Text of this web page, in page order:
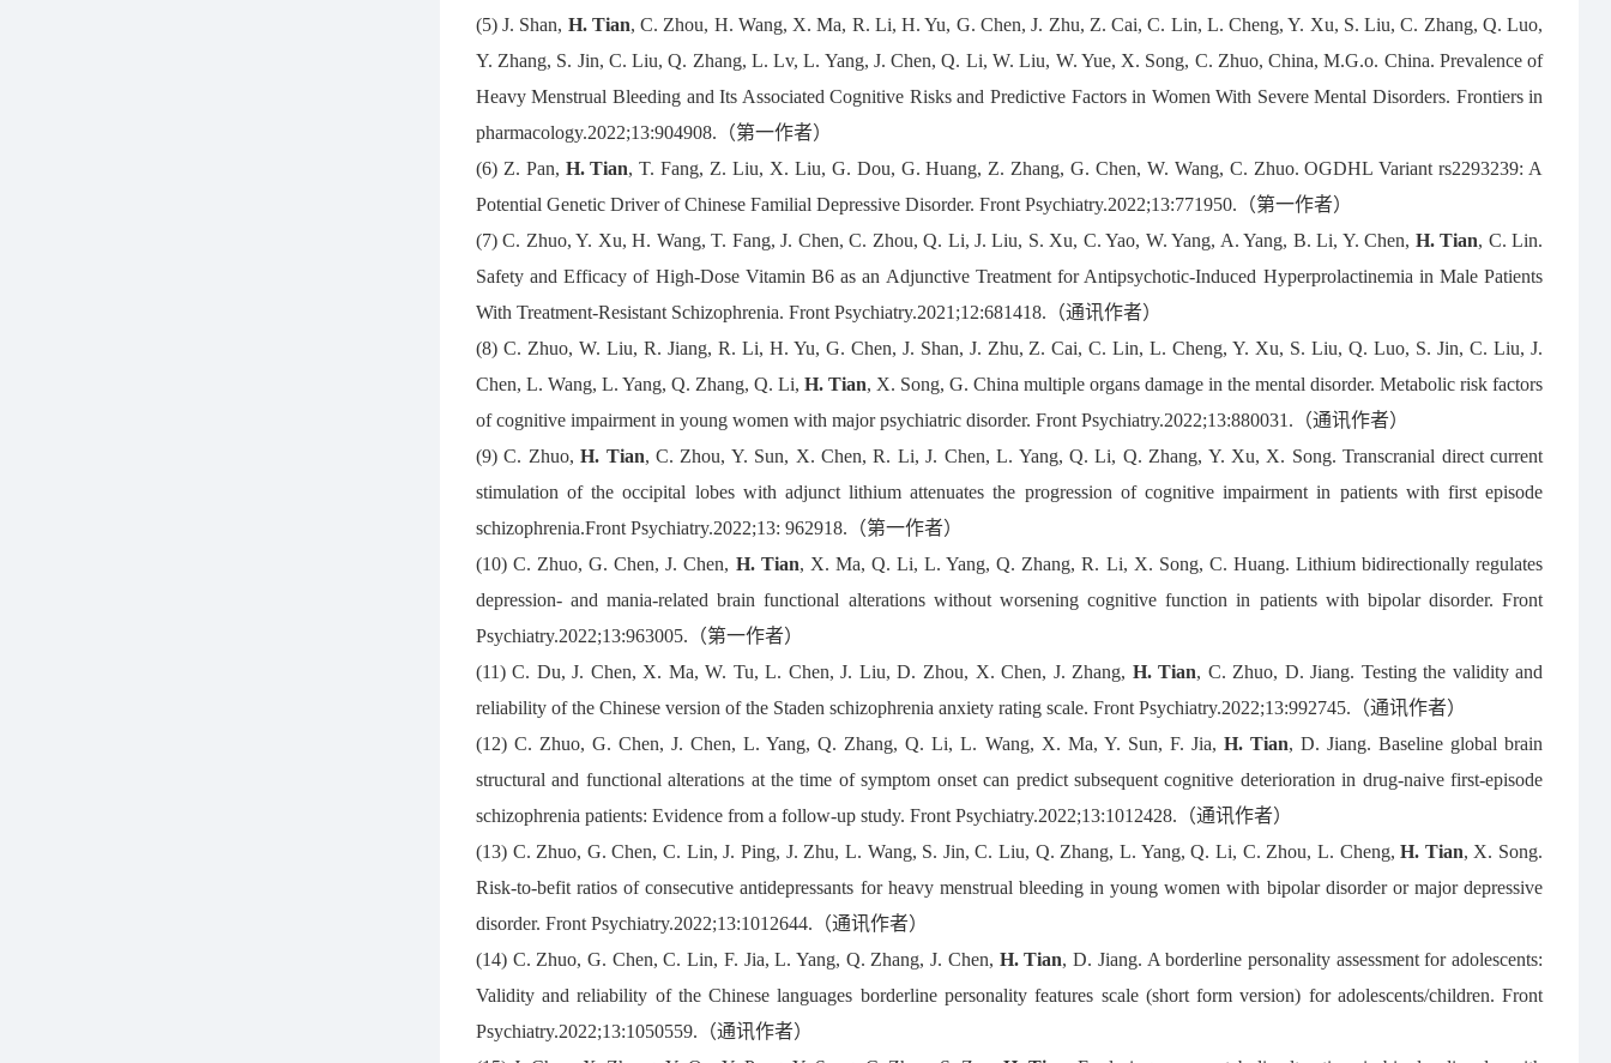
(5) J. Shan, H. Tian, C. Zhou, H. Wang, X. Ma, R. Li, H. Yu, G. Chen, J. Zhu, Z. Cai, C. Lin, L. Cheng, Y. Xu, S. Liu, C. Zhang, Q. Luo,
Y. Zhang, S. Jin, C. Liu, Q. Zhang, L. Lv, L. Yang, J. Chen, Q. Li, W. Liu, W. Yue, X. Song, C. Zhuo, China, M.G.o. China. Prevalence of
Heavy Menstrual Bleeding and Its Associated Cognitive Risks and Predictive Factors in Women With Severe Mental Disorders. Frontiers in
pharmacology.2022;13:904908.（第一作者）
(6) Z. Pan, H. Tian, T. Fang, Z. Liu, X. Liu, G. Dou, G. Huang, Z. Zhang, G. Chen, W. Wang, C. Zhuo. OGDHL Variant rs2293239: A
Potential Genetic Driver of Chinese Familial Depressive Disorder. Front Psychiatry.2022;13:771950.（第一作者）
(7) C. Zhuo, Y. Xu, H. Wang, T. Fang, J. Chen, C. Zhou, Q. Li, J. Liu, S. Xu, C. Yao, W. Yang, A. Yang, B. Li, Y. Chen, H. Tian, C. Lin.
Safety and Efficacy of High-Dose Vitamin B6 as an Adjunctive Treatment for Antipsychotic-Induced Hyperprolactinemia in Male Patients
With Treatment-Resistant Schizophrenia. Front Psychiatry.2021;12:681418.（通讯作者）
(8) C. Zhuo, W. Liu, R. Jiang, R. Li, H. Yu, G. Chen, J. Shan, J. Zhu, Z. Cai, C. Lin, L. Cheng, Y. Xu, S. Liu, Q. Luo, S. Jin, C. Liu, J.
Chen, L. Wang, L. Yang, Q. Zhang, Q. Li, H. Tian, X. Song, G. China multiple organs damage in the mental disorder. Metabolic risk factors
of cognitive impairment in young women with major psychiatric disorder. Front Psychiatry.2022;13:880031.（通讯作者）
(9) C. Zhuo,H. Tian, C. Zhou, Y. Sun, X. Chen, R. Li, J. Chen, L. Yang, Q. Li, Q. Zhang, Y. Xu, X. Song. Transcranial direct current
stimulation of the occipital lobes with adjunct lithium attenuates the progression of cognitive impairment in patients with first episode
schizophrenia.Front Psychiatry.2022;13: 962918.（第一作者）
(10) C. Zhuo, G. Chen, J. Chen, H. Tian, X. Ma, Q. Li, L. Yang, Q. Zhang, R. Li, X. Song, C. Huang. Lithium bidirectionally regulates
depression- and mania-related brain functional alterations without worsening cognitive function in patients with bipolar disorder. Front
Psychiatry.2022;13:963005.（第一作者）
(11) C. Du, J. Chen, X. Ma, W. Tu, L. Chen, J. Liu, D. Zhou, X. Chen, J. Zhang, H. Tian, C. Zhuo, D. Jiang. Testing the validity and
reliability of the Chinese version of the Staden schizophrenia anxiety rating scale. Front Psychiatry.2022;13:992745.（通讯作者）
(12) C. Zhuo, G. Chen, J. Chen, L. Yang, Q. Zhang, Q. Li, L. Wang, X. Ma, Y. Sun, F. Jia, H. Tian, D. Jiang. Baseline global brain
structural and functional alterations at the time of symptom onset can predict subsequent cognitive deterioration in drug-naive first-episode
schizophrenia patients: Evidence from a follow-up study. Front Psychiatry.2022;13:1012428.（通讯作者）
(13) C. Zhuo, G. Chen, C. Lin, J. Ping, J. Zhu, L. Wang, S. Jin, C. Liu, Q. Zhang, L. Yang, Q. Li, C. Zhou, L. Cheng,H. Tian, X. Song.
Risk-to-befit ratios of consecutive antidepressants for heavy menstrual bleeding in young women with bipolar disorder or major depressive
disorder. Front Psychiatry.2022;13:1012644.（通讯作者）
(14) C. Zhuo, G. Chen, C. Lin, F. Jia, L. Yang, Q. Zhang, J. Chen, H. Tian, D. Jiang. A borderline personality assessment for adolescents:
Validity and reliability of the Chinese languages borderline personality features scale (short form version) for adolescents/children. Front
Psychiatry.2022;13:1050559.（通讯作者）